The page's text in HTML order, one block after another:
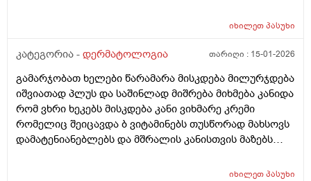
იხილეთპასუხი
კატეგორია - დერმატოლოგია თარიღი : 15-01-2026
გამარჯობათ ხელები წარამარა მისკდება მილურჯდება
იშვიათად პლუს და საშინლად მიშრება მიხმება კანიდა
რომ ვხრი ხეკებს მისკდება კანი ვიხმარე კრემი
რომელიც შეიცავდა ბ ვიტამინებს თუსწორად მახსოვს
დამატენიანებლებს და მშრალის კანისთვის მაზებს
გამომწვევი მიზეზები ხშირი ხელების ბანვის გარდა და
იხილეთპასუხი